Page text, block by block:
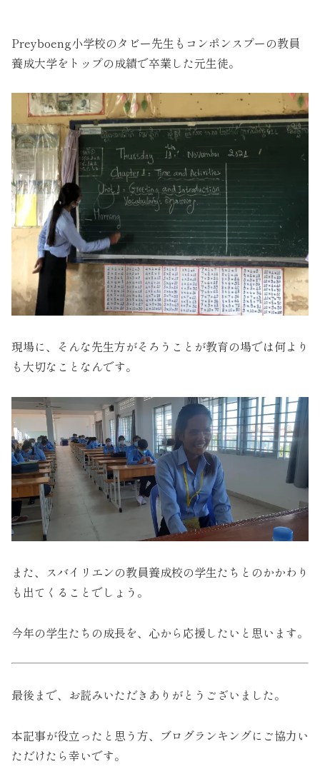
Preyboeng小学校のタビー先生もコンポンスプーの教員
養成大学をトップの成績で卒業した元生徒。
現場に、そんな先生方がそろうことが教育の場では何より
も大切なことなんです。
また、スバイリエンの教員養成校の学生たちとのかかわり
も出てくることでしょう。
今年の学生たちの成長を、心から応援したいと思います。
最後まで、お読みいただきありがとうございました。
本記事が役立ったと思う方、ブログランキングにご協力い
ただけたら幸いです。